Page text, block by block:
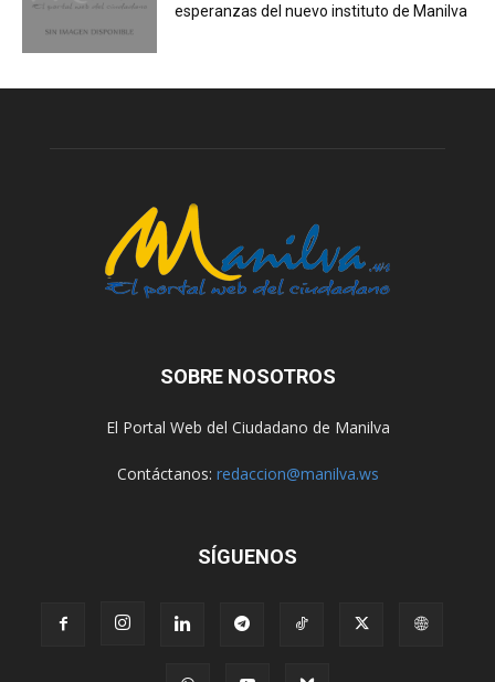
esperanzas del nuevo instituto de Manilva
SOBRE NOSOTROS
El Portal Web del Ciudadano de Manilva
Contáctanos: redaccion@manilva.ws
SÍGUENOS